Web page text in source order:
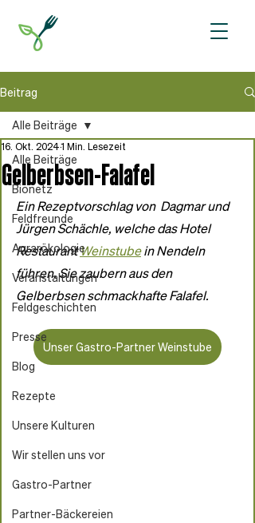
Beitrag
Alle Beiträge
Bionetz
Feldfreunde
Agrarökologie
Veranstaltungen
Feldgeschichten
Presse
Blog
Rezepte
Unsere Kulturen
Wir stellen uns vor
Gastro-Partner
Partner-Bäckereien
Alle Beiträge
Gelberbsen-Falafel
16. Okt. 2024 1 Min. Lesezeit
Ein Rezeptvorschlag von  Dagmar und
Jürgen Schächle, welche das Hotel
Restaurant Weinstube in Nendeln
führen. Sie zaubern aus den
Gelberbsen schmackhafte Falafel.
Unser Gastro-Partner Weinstube